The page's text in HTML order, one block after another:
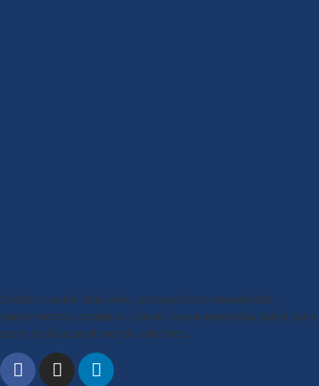
Desde nuestro sitio web, compartimos novedades,
lanzamientos, consejos y todo lo que necesitás saber para
estar al día con el mundo eléctrico.